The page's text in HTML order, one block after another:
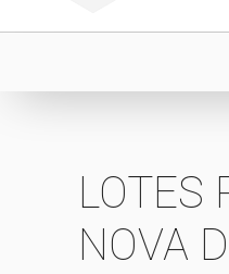
LOTES
NOVA